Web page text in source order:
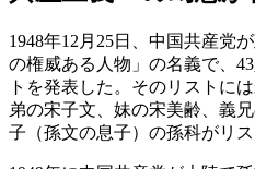
1948年12月25日、中国共産党
の権威ある人物」の名義で、
トを発表した。そのリストに
弟の宋子文、妹の宋美齢、義
子（孫文の息子）の孫科がリス